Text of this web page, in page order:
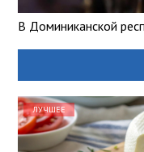
В Доминиканской
ЛУЧШЕЕ